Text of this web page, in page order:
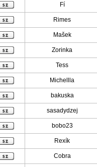
Fí
Rimes
Mašek
Zorinka
Tess
Michellla
bakuska
sasadydzej
bobo23
Rexík
Cobra